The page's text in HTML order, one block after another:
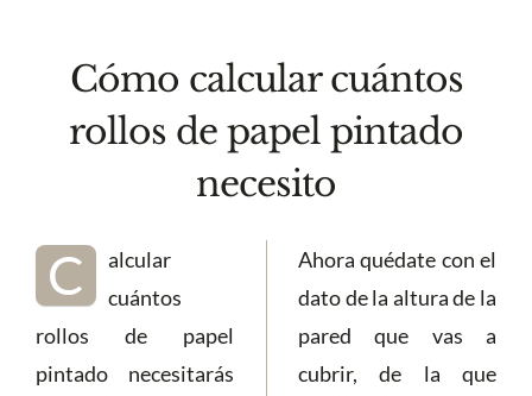
Cómo calcular cuántos
rollos de papel pintado
necesito
C
alcular
cuántos
rollos de papel
pintado necesitarás
Ahora quédate con el
dato de la altura de la
pared que vas a
cubrir, de la que